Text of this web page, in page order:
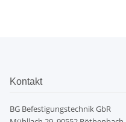
Kontakt
BG Befestigungstechnik GbR